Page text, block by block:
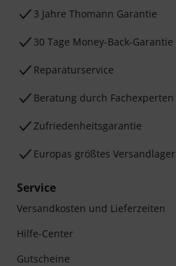
3 Jahre Thomann Garantie
30 Tage Money-Back-Garantie
Reparaturservice
Beratung durch Fachexperten
Zufriedenheitsgarantie
Europas größtes Versandlager
Service
Versandkosten und Lieferzeiten
Hilfe-Center
Gutscheine